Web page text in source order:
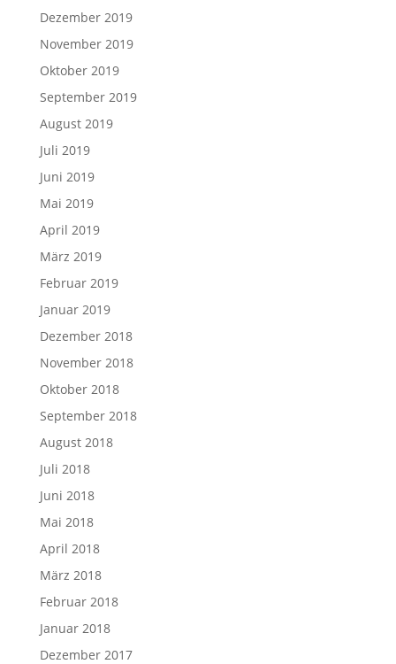
Dezember 2019
November 2019
Oktober 2019
September 2019
August 2019
Juli 2019
Juni 2019
Mai 2019
April 2019
März 2019
Februar 2019
Januar 2019
Dezember 2018
November 2018
Oktober 2018
September 2018
August 2018
Juli 2018
Juni 2018
Mai 2018
April 2018
März 2018
Februar 2018
Januar 2018
Dezember 2017